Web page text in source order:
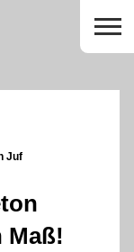
Juf
Maß!